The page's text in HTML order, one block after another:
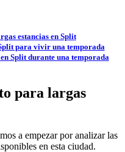
estancias en Split
para vivir una temporada
Split durante una temporada
para largas
a empezar por analizar las
en esta ciudad.